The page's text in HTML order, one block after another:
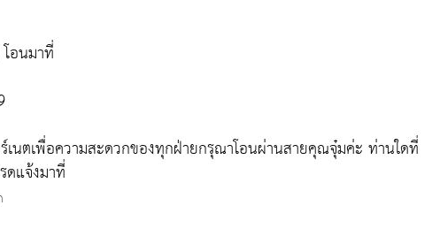
อนมาที่
นตเพื่อความสะดวกของทุกฝ่ายกรุณาโอนผ่านสายคุณจุ๋มค่ะ ท่านใดที่
ดแจ้งมาที่